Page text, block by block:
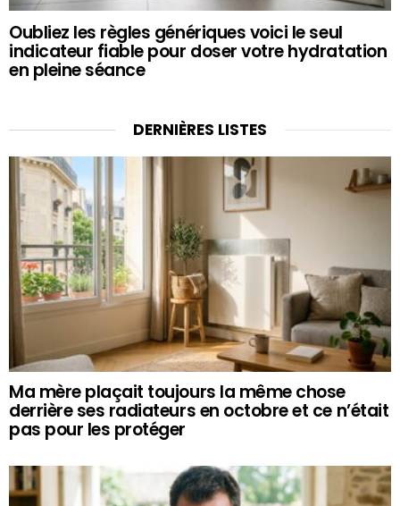
Oubliez les règles génériques voici le seul
indicateur fiable pour doser votre hydratation
en pleine séance
DERNIÈRES LISTES
Ma mère plaçait toujours la même chose
derrière ses radiateurs en octobre et ce n’était
pas pour les protéger